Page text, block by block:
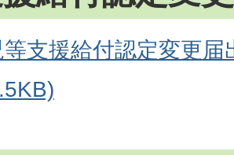
支援給付認定変更